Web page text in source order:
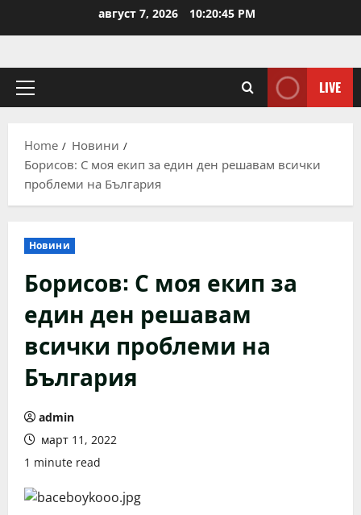
август 7, 2026 10:20:45 PM
Primary
LIVE
Home
Новини
Борисов: С моя екип за един ден решавам всички
проблеми на България
Новини
Борисов: С моя екип за
един ден решавам
всички проблеми на
България
admin
март 11, 2022
1 minute read